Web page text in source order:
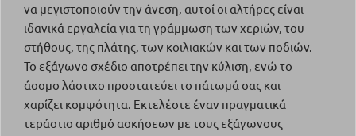
να μεγιστοποιούν την άνεση, αυτοί οι αλτήρες είναι
ιδανικά εργαλεία για τη γράμμωση των χεριών, του
στήθους, της πλάτης, των κοιλιακών και των ποδιών.
Το εξάγωνο σχέδιο αποτρέπει την κύλιση, ενώ το
άοσμο λάστιχο προστατεύει το πάτωμά σας και
χαρίζει κομψότητα. Εκτελέστε έναν πραγματικά
τεράστιο αριθμό ασκήσεων με τους εξάγωνους